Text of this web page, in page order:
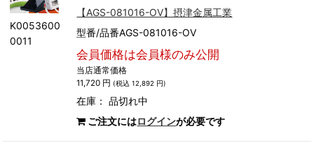
K0053600
0011
【AGS-081016-OV】摂津金属工業
型番/品番AGS-081016-OV
会員価格は会員様のみ公開
当店通常価格
11,720 円 (税込 12,892 円)
在庫：品切れ中
ご注文にはログインが必要です